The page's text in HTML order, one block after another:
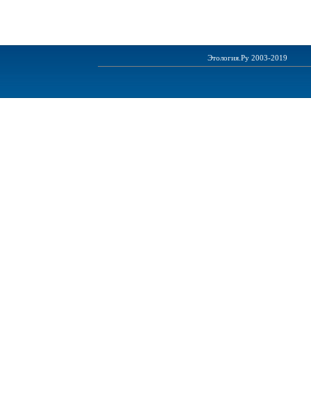
Этология.Ру 2003-2019